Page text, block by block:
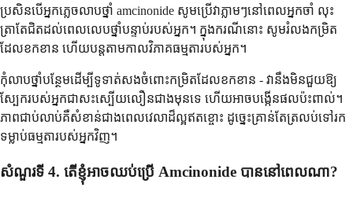
ប្រសិនបើអ្នកភ្លេចលាបថ្នាំ amcinonide សូមប្រើវាភ្លាមៗនៅពេលអ្នកចាំ លុះ
ត្រាតែជិតដល់ពេលលេបថ្នាំបន្ទាប់របស់អ្នក។ ក្នុងករណីនោះ សូមរំលងកម្រិត
ដែលខកខាន ហើយបន្តតាមកាលវិភាគធម្មតារបស់អ្នក។
កុំលាបថ្នាំបន្ថែមដើម្បីទូទាត់សងចំពោះកម្រិតដែលខកខាន - វានឹងមិនជួយឱ្យ
ស្បែករបស់អ្នកជាសះស្បើយលឿនជាងមុនទេ ហើយអាចបង្កើនផលប៉ះពាល់។
ភាពជាប់លាប់គឺសំខាន់ជាងពេលវេលាដ៏ល្អឥតខ្ចោះ ដូច្នេះគ្រាន់តែត្រលប់ទៅរក
ទម្លាប់ធម្មតារបស់អ្នកវិញ។
សំណួរទី 4. តើខ្ញុំអាចឈប់ប្រើ Amcinonide បាននៅពេលណា?